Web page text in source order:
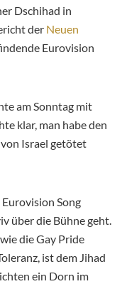
Dschihad in
der Neuen
Eurovision
am Sonntag mit
klar, man habe den
Israel getötet
Song
über die Bühne geht.
die Gay Pride
ist dem Jihad
ein Dorn im